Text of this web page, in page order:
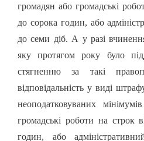
громадян або громадські
до сорока годин, або
до семи діб. А у разі
яку протягом року було
стягненню за такі
відповідальність у виді
неоподатковуваних
громадські роботи на строк
годин, або